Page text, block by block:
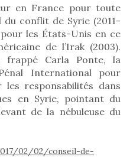
en France pour toute
du conflit de Syrie (2011-
les États-Unis en ce
de l’Irak (2003).
frappé Carla Ponte, la
International pour
responsabilités dans
en Syrie, pointant du
de la nébuleuse du
02/02/conseil-de-